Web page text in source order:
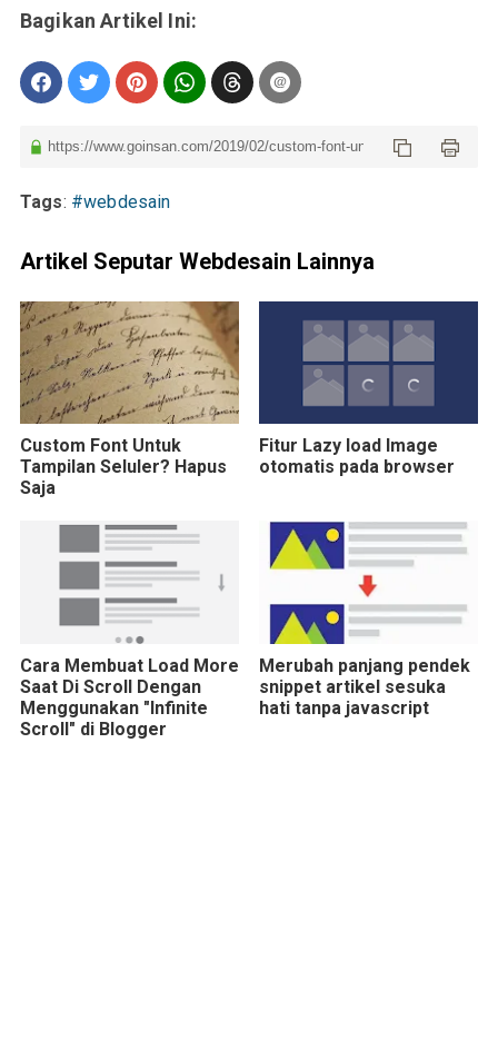
Tags: #webdesain
Artikel Seputar Webdesain Lainnya
Custom Font Untuk
Tampilan Seluler? Hapus
Saja
Fitur Lazy load Image
otomatis pada browser
Cara Membuat Load More
Saat Di Scroll Dengan
Menggunakan "Infinite
Scroll" di Blogger
Merubah panjang pendek
snippet artikel sesuka
hati tanpa javascript